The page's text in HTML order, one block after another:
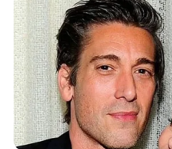
Mungkinkah Akuisisi
lanjut di tahun 2025 ?
angkatan laut dari
skala besar-besaran.
Laut yg melebihi
60an awal.
Sedangkan F-15EX
dilantiknya Mr. Trump
dan 18 F-35B. F-35B